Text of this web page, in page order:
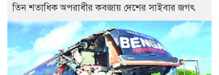
তিন শতাধিক অপরাধীর কবজায় দেশের সাইবার জগৎ